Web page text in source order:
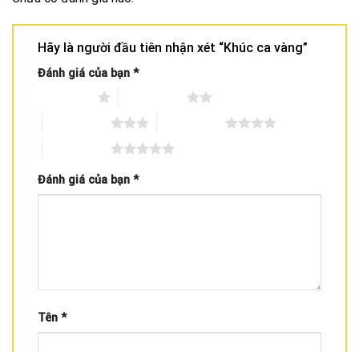
Hãy là người đầu tiên nhận xét “Khúc ca vàng”
Đánh giá của bạn *
Đánh giá của bạn *
Tên *